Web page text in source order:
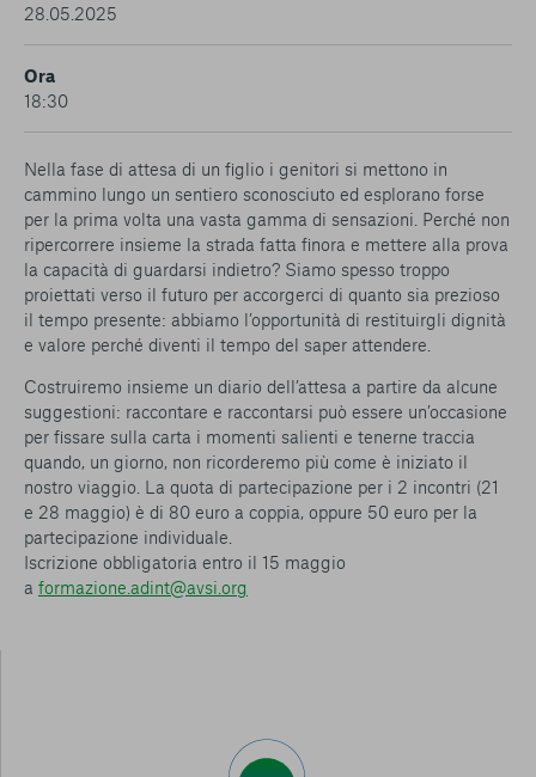
conto del fatto che il blocco di alcuni cookie può
selezione relativa ai cookie effettuata verrà salvata. Se non è
stata selezionata alcuna opzione, premere questo pulsante
equivarrà a rifiutare tutti i cookie. Per ulteriori informazioni, è
possibile consultare la nostra
Ulteriori informazioni
Cookie strettamente necessari
Cookie di analisi
Cookies di marketing
28.05.2025
Ora
18:30
Nella fase di attesa di un figlio i genitori si mettono in
cammino lungo un sentiero sconosciuto ed esplorano forse
per la prima volta una vasta gamma di sensazioni. Perché non
ripercorrere insieme la strada fatta finora e mettere alla prova
la capacità di guardarsi indietro? Siamo spesso troppo
proiettati verso il futuro per accorgerci di quanto sia prezioso
il tempo presente: abbiamo l’opportunità di restituirgli dignità
e valore perché diventi il tempo del saper attendere.
Costruiremo insieme un diario dell’attesa a partire da alcune
suggestioni: raccontare e raccontarsi può essere un’occasione
per fissare sulla carta i momenti salienti e tenerne traccia
quando, un giorno, non ricorderemo più come è iniziato il
nostro viaggio. La quota di partecipazione per i 2 incontri (21
e 28 maggio) è di 80 euro a coppia, oppure 50 euro per la
partecipazione individuale.
Iscrizione obbligatoria entro il 15 maggio
a formazione.adint@avsi.org